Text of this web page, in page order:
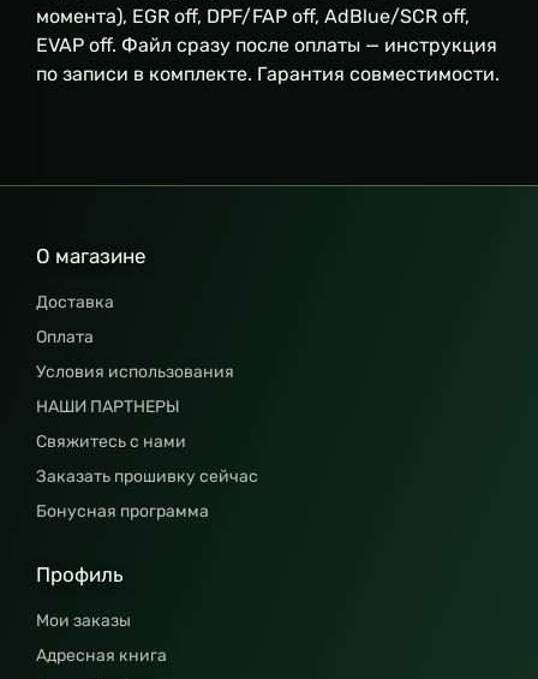
момента), EGR off, DPF/FAP off, AdBlue/SCR off,
EVAP off. Файл сразу после оплаты — инструкция
по записи в комплекте. Гарантия совместимости.
О магазине
Доставка
Оплата
Условия использования
НАШИ ПАРТНЕРЫ
Свяжитесь с нами
Заказать прошивку сейчас
Бонусная программа
Профиль
Мои заказы
Адресная книга